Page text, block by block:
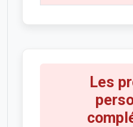
Les